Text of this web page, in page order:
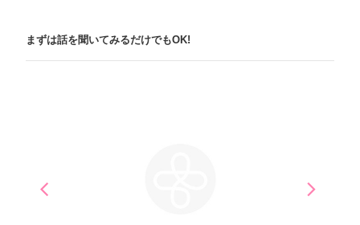
まずは話を聞いてみるだけでもOK!
arrow_back_iosPrevious arrow_forward_iosNext